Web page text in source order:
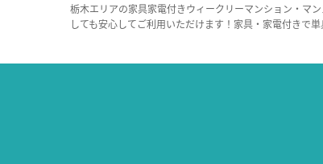
栃木エリアの家具家電付きウィークリーマンション・マ
しても安心してご利用いただけます！家具・家電付きで単